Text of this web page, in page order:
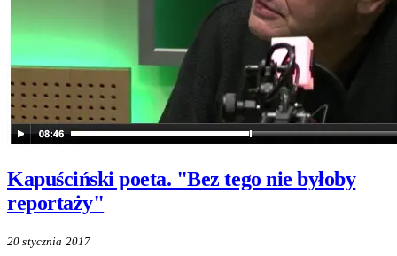
Kapuściński poeta. "Bez tego nie byłoby
reportaży"
20 stycznia 2017